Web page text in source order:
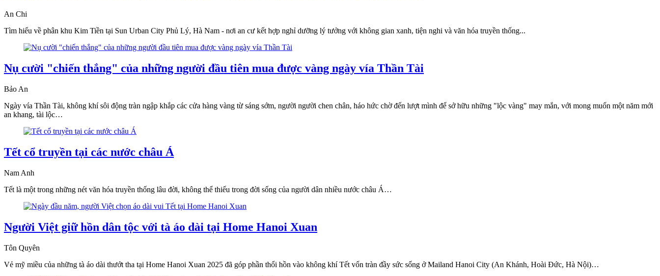
An Chi
Tìm hiểu về phân khu Kim Tiền tại Sun Urban City Phủ Lý, Hà Nam - nơi an cư kết hợp nghỉ dưỡng lý tưởng với không gian xanh, tiện nghi và văn hóa truyền thống...
Nụ cười "chiến thắng" của những người đầu tiên mua được vàng ngày vía Thần Tài
Bảo An
Ngày vía Thần Tài, không khí sôi động tràn ngập khắp các cửa hàng vàng từ sáng sớm, người người chen chân, háo hức chờ đến lượt mình để sở hữu những "lộc vàng" may mắn, với mong muốn một năm mới
an khang, tài lộc…
Tết cổ truyền tại các nước châu Á
Nam Anh
Tết là một trong những nét văn hóa truyền thống lâu đời, không thể thiếu trong đời sống của người dân nhiều nước châu Á…
Người Việt giữ hồn dân tộc với tà áo dài tại Home Hanoi Xuan
Tôn Quyên
Vẻ mỹ miều của những tà áo dài thướt tha tại Home Hanoi Xuan 2025 đã góp phần thổi hồn vào không khí Tết vốn tràn đầy sức sống ở Mailand Hanoi City (An Khánh, Hoài Đức, Hà Nội)…